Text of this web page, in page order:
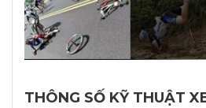
THÔNG SỐ KỸ THUẬT